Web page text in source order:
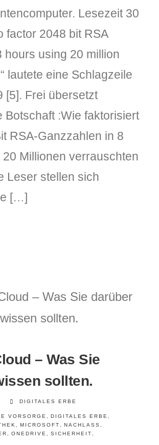
Lesezeit 30
factor 2048 bit RSA
hours using 20 million
lautete eine Schlagzeile
[5]. Frei übersetzt
Botschaft :Wie faktorisiert
RSA-Ganzzahlen in 8
20 Millionen verrauschten
Leser stellen sich
[…]
– Was Sie
sollten.
DIGITALES ERBE
VORSORGE DIGITALES ERBE
MICROSOFT NACHLASS
ONEDRIVE SICHERHEIT